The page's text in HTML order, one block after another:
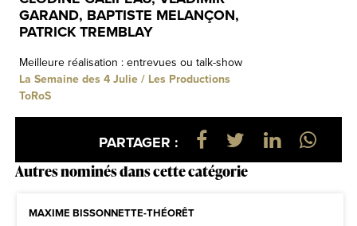
GARAND, BAPTISTE MELANÇON,
PATRICK TREMBLAY
Meilleure réalisation : entrevues ou talk-show
La Semaine des 4 Julie / Les Productions
ToRoS
PARTAGER :
Autres nominés dans cette catégorie
MAXIME BISSONNETTE-THÉORÊT